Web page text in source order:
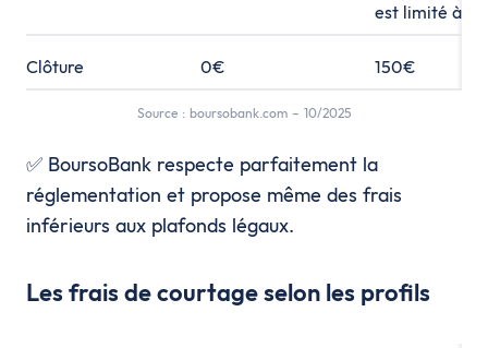
est limité à
Clôture 0€ 150€
Source : boursobank.com – 10/2025
✅ BoursoBank respecte parfaitement la
réglementation et propose même des frais
inférieurs aux plafonds légaux.
Les frais de courtage selon les profils